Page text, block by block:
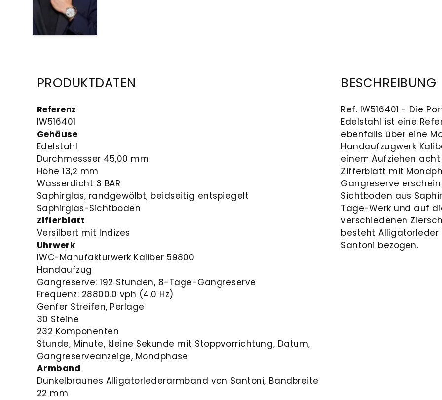
PRODUKTDATEN
Referenz
IW516401
Gehäuse
Edelstahl
Durchmessser 45,00 mm
Höhe 13,2 mm
Wasserdicht 3 BAR
Saphirglas, randgewölbt, beidseitig entspiegelt
Saphirglas-Sichtboden
Zifferblatt
Versilbert mit Indizes
Uhrwerk
IWC-Manufakturwerk Kaliber 59800
Handaufzug
Gangreserve: 192 Stunden, 8-Tage-Gangreserve
Frequenz: 28800.0 vph (4.0 Hz)
Genfer Streifen, Perlage
30 Steine
232 Komponenten
Stunde, Minute, kleine Sekunde mit Stoppvorrichtung, Datum,
Gangreserveanzeige, Mondphase
Armband
Dunkelbraunes Alligatorlederarmband von Santoni, Bandbreite
22 mm
BESCHREIBUNG
Ref. IW516401 - Die
Edelstahl ist eine
ebenfalls über eine
Handaufzugwerk
einem Aufziehen
Zifferblatt mit
Gangreserve
Sichtboden aus
Tage-Werk und auf
verschiedenen
besteht
Santoni bezogen.